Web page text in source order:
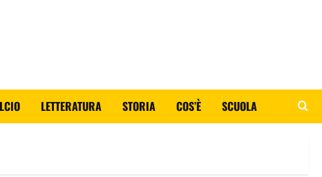
LETTERATURA STORIA COS’È SCUOLA